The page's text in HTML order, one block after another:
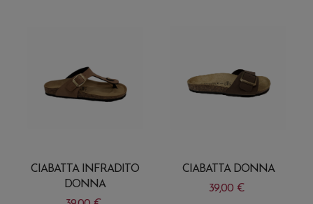
CIABATTA INFRADITO
DONNA
CIABATTA DONNA
39,00 €